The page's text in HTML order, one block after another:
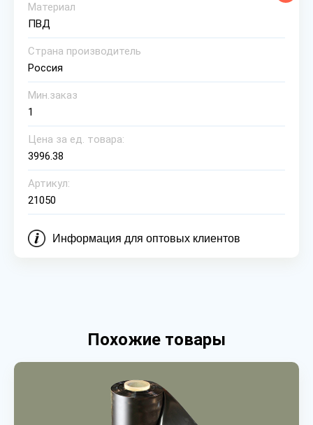
Материал
ПВД
Страна производитель
Россия
Мин.заказ
1
Цена за ед. товара:
3996.38
Артикул:
21050
Информация для оптовых клиентов
Похожие товары